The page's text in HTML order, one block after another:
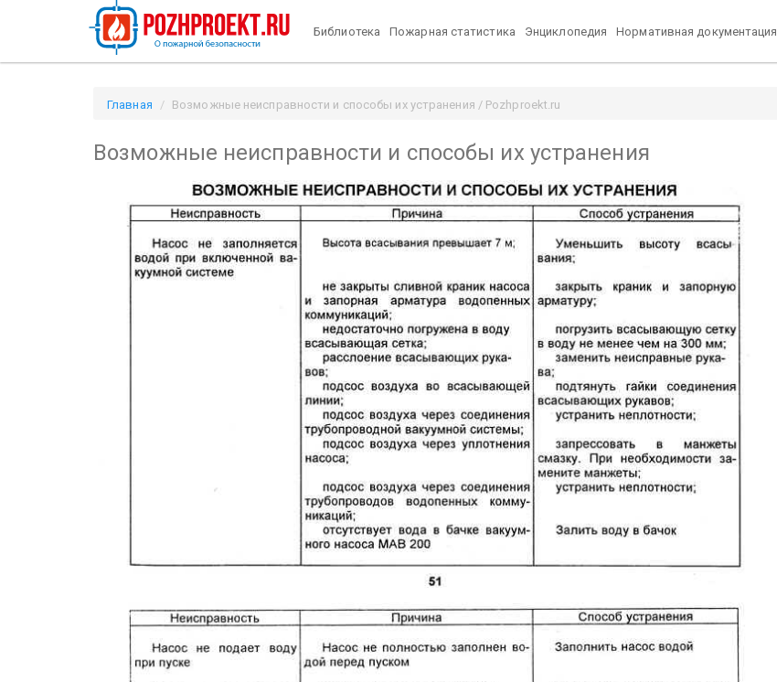
Библиотека Пожарная статистика Энциклопедия Нормативная документация
Главная Возможные неисправности и способы их устранения / Pozhproekt.ru
Возможные неисправности и способы их устранения